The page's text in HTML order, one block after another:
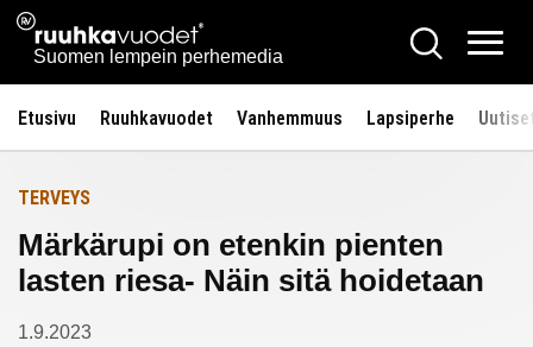
Siirry
sisältöön
Ruuhkavuodet.fi
Suomen lempein perhemedia
Hae
Etusivu Ruuhkavuodet Vanhemmuus Lapsiperhe
Etusivulle
TERVEYS
Märkärupi on etenkin pienten
lasten riesa- Näin sitä hoidetaan
1.9.2023